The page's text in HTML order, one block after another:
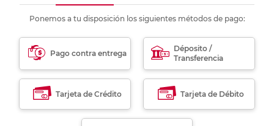
Ponemos a tu disposición los siguientes métodos de pago:
Pago contra entrega
Déposito /
Transferencia
Tarjeta de Crédito Tarjeta de Débito